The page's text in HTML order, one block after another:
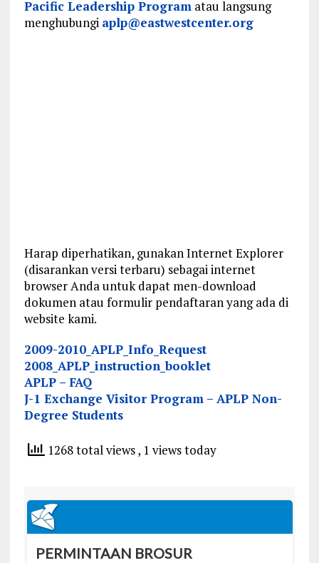
Pacific Leadership Programatau langsung
menghubungi aplp@eastwestcenter.org
Harap diperhatikan, gunakan Internet Explorer
(disarankan versi terbaru) sebagai internet
browser Anda untuk dapat men-download
dokumen atau formulir pendaftaran yang ada di
website kami.
2009-2010_APLP_Info_Request
2008_APLP_instruction_booklet
APLP – FAQ
J-1 Exchange Visitor Program – APLP Non-
Degree Students
1268 total views, 1 views today